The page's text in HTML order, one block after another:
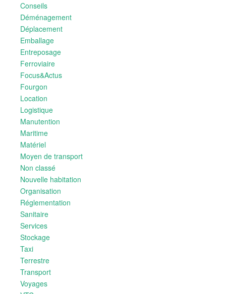
Conseils
Déménagement
Déplacement
Emballage
Entreposage
Ferroviaire
Focus&Actus
Fourgon
Location
Logistique
Manutention
Maritime
Matériel
Moyen de transport
Non classé
Nouvelle habitation
Organisation
Réglementation
Sanitaire
Services
Stockage
Taxi
Terrestre
Transport
Voyages